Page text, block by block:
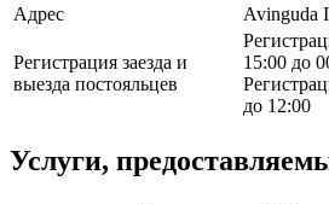
Адрес
Avinguda
Регистрация заезда и
выезда постояльцев
15:00 до
до 12:00
Услуги,